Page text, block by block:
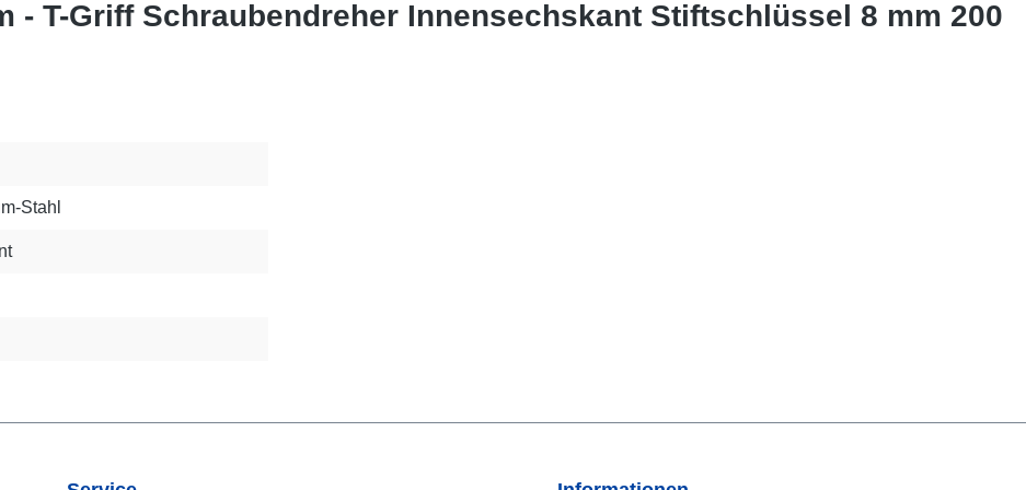
- T-Griff Schraubendreher Innensechskant Stiftschlüssel 8 mm 200
Stahl